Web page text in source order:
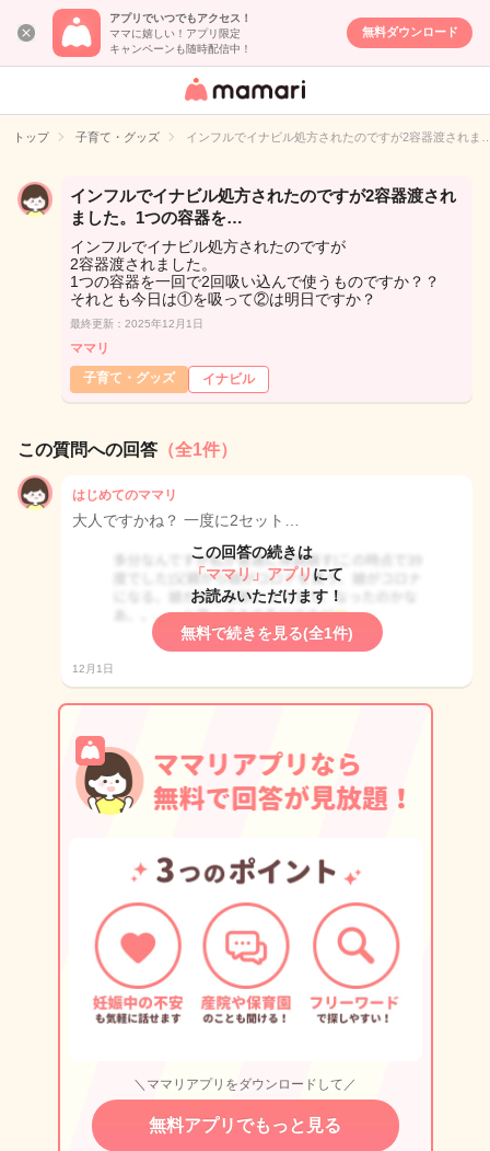
アプリでいつでもアクセス！
ママに嬉しい！アプリ限定
キャンペーンも随時配信中！
無料ダウンロード
女性専用匿名QA
イト
トップ 子育て・グッズ インフルでイナビル処方されたのですが2容器渡されま
インフルでイナビル処方されたのですが2容器渡され
ました。1つの容器を…
インフルでイナビル処方されたのですが
2容器渡されました。
1つの容器を一回で2回吸い込んで使うものですか？？
それとも今日は①を吸って②は明日ですか？
最終更新：2025年12月1日
ママリ
子育て・グッズ
イナビル
この質問への回答 （全1件）
はじめてのママリ
大人ですかね？ 一度に2セット…
この回答の続きは
「ママリ」アプリ にて
お読みいただけます！
無料で続きを見る(全1件)
12月1日
＼ママリアプリをダウンロードして／
無料アプリでもっと見る